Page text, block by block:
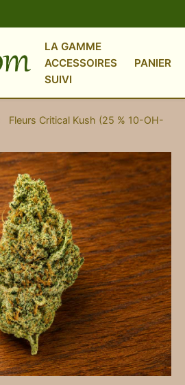
LA GAMME
ACCESSOIRES
PANIER
SUIVI
Fleurs Critical Kush (25 % 10-OH-